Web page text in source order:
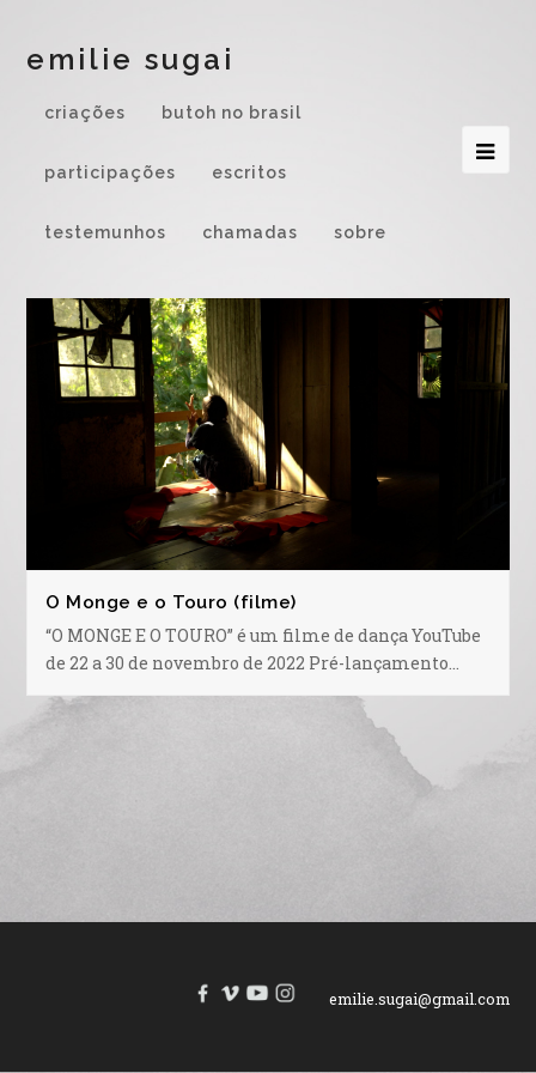
emilie sugai
criações butoh no brasil
participações escritos
testemunhos chamadas sobre
O Monge e o Touro (filme)
“O MONGE E O TOURO” é um filme de dança YouTube
de 22 a 30 de novembro de 2022 Pré-lançamento…
emilie.sugai@gmail.com